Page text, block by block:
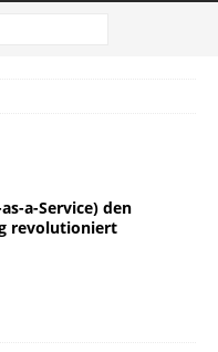
a-Service) den
revolutioniert